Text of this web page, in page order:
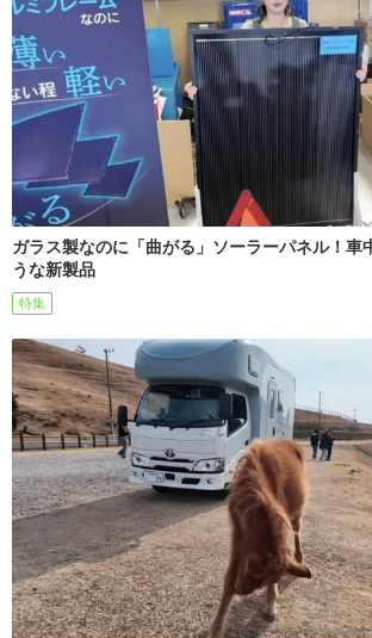
ガラス製なのに「曲がる」ソーラーパネル！車
うな新製品
特集